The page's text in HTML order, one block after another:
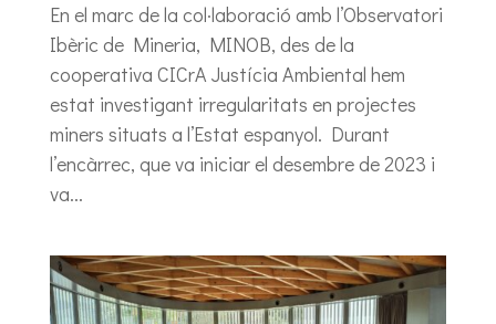
En el marc de la col·laboració amb l’Observatori
Ibèric de Mineria, MINOB, des de la
cooperativa CICrA Justícia Ambiental hem
estat investigant irregularitats en projectes
miners situats a l’Estat espanyol. Durant
l’encàrrec, que va iniciar el desembre de 2023 i
va...